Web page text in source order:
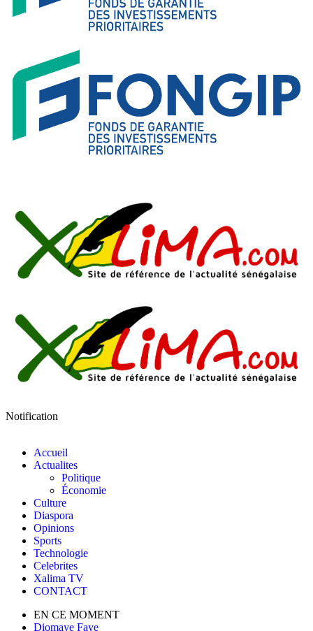
Notification
Accueil
Actualites
Politique
Économie
Culture
Diaspora
Opinions
Sports
Technologie
Celebrites
Xalima TV
CONTACT
EN CE MOMENT
Diomaye Faye